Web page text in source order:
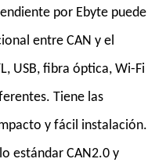
por Ebyte puede
entre CAN y el
USB, fibra óptica, Wi-Fi
Tiene las
y fácil instalación.
estándar CAN2.0 y